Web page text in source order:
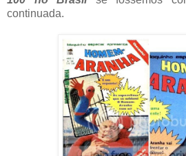
continuada.